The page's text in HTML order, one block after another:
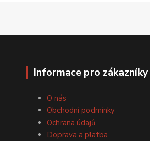
Informace pro zákazníky
O nás
Obchodní podmínky
Ochrana údajů
Doprava a platba